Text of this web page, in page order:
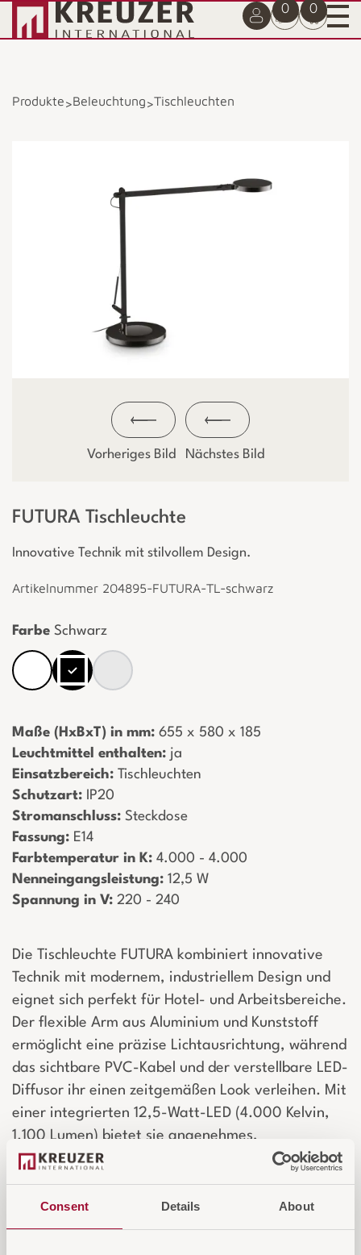
Consent Details About
0 0
Produkte>Beleuchtung>Tischleuchten
Vorheriges Bild Nächstes Bild
FUTURA Tischleuchte
Innovative Technik mit stilvollem Design.
Artikelnummer 204895-FUTURA-TL-schwarz
Farbe Schwarz
Maße (HxBxT) in mm: ­ 655 x 580 x 185
Leuchtmittel enthalten: ­ ja
Einsatzbereich: ­ Tischleuchten
Schutzart: ­ IP20
Stromanschluss: ­ Steckdose
Fassung: ­ E14
Farbtemperatur in K: ­ 4.000 - 4.000
Nenneingangsleistung: ­ 12,5 W
Spannung in V: ­ 220 - 240
Die Tischleuchte FUTURA kombiniert innovative
Technik mit modernem, industriellem Design und
eignet sich perfekt für Hotel- und Arbeitsbereiche.
Der flexible Arm aus Aluminium und Kunststoff
ermöglicht eine präzise Lichtausrichtung, während
das sichtbare PVC-Kabel und der verstellbare LED-
Diffusor ihr einen zeitgemäßen Look verleihen. Mit
einer integrierten 12,5-Watt-LED (4.000 Kelvin,
1.100 Lumen) bietet sie angenehmes,
neutralweißes Licht und eine Lebensdauer von
25.000 Stunden. Der Diffusor sorgt für
fokussiertes Licht, ideal für den Arbeitsbereich.
Die Tischleuchte FUTURA vereint Funktionalität